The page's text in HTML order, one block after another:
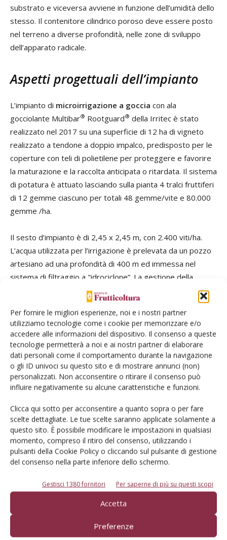
Per fornire le migliori esperienze, noi e i nostri partner
utilizziamo tecnologie come i cookie per memorizzare e/o
accedere alle informazioni del dispositivo. Il consenso a queste
tecnologie permetterà a noi e ai nostri partner di elaborare
dati personali come il comportamento durante la navigazione
o gli ID univoci su questo sito e di mostrare annunci (non)
personalizzati. Non acconsentire o ritirare il consenso può
influire negativamente su alcune caratteristiche e funzioni.
Clicca qui sotto per acconsentire a quanto sopra o per fare
scelte dettagliate. Le tue scelte saranno applicate solamente a
questo sito. È possibile modificare le impostazioni in qualsiasi
momento, compreso il ritiro del consenso, utilizzando i
pulsanti della Cookie Policy o cliccando sul pulsante di gestione
del consenso nella parte inferiore dello schermo.
Gestisci 1380 fornitori Per saperne di più su questi scopi
Accetta
Preferenze
substrato e viceversa avviene in funzione dell’umidità dello
stesso. Il contenitore cilindrico poroso deve essere posto
nel terreno a diverse profondità, nelle zone di sviluppo
dell’apparato radicale.
Aspetti progettuali dell’impianto
L’impianto di microirrigazione a goccia con ala
gocciolante Multibar® Rootguard® della Irritec è stato
realizzato nel 2017 su una superficie di 12 ha di vigneto
realizzato a tendone a doppio impalco, predisposto per le
coperture con teli di polietilene per proteggere e favorire
la maturazione e la raccolta anticipata o ritardata. Il sistema
di potatura è attuato lasciando sulla pianta 4 tralci fruttiferi
di 12 gemme ciascuno per totali 48 gemme/vite e 80.000
gemme /ha.
Il sesto d’impianto è di 2,45 x 2,45 m, con 2.400 viti/ha.
L’acqua utilizzata per l’irrigazione è prelevata da un pozzo
artesiano ad una profondità di 400 m ed immessa nel
sistema di filtraggio a "idrociclone”. La gestione della
fertilizzazione e dell’irrigazione è attuata con l’ausilio di un
programmatore che consente di centralizzare in unica zona
tutte le funzioni, tra cui il controllo del corretto dosaggio
dei fertilizzanti, di gestire l’intero sistema irriguo
organizzando i cicli d’irrigazione, la gestione di
elettropompe, i sensori ed elettrovalvole. Inoltre, tramite il
continuo monitoraggio del sistema, segnala prontamente
eventuali problemi tramite allarmi sonori, visivi o tramite
Tutto il sistema irriguo è gestito da remoto tramite il
sistema radio composto dal programmatore Commander
EVO, il trasmettitore, l’antenna e i ricevitori posti sul campo
e collegati alle elettrovalvole. Grazie ad un modem e il
sistema, che opera a bassa frequenza, può controllare
decine di valvole in un raggio di 4,5 km senza problemi
dovuti a ostacoli come colline, alberi o manufatti. Ogni
settore irriguo è dotato di gruppo di controllo con valvola